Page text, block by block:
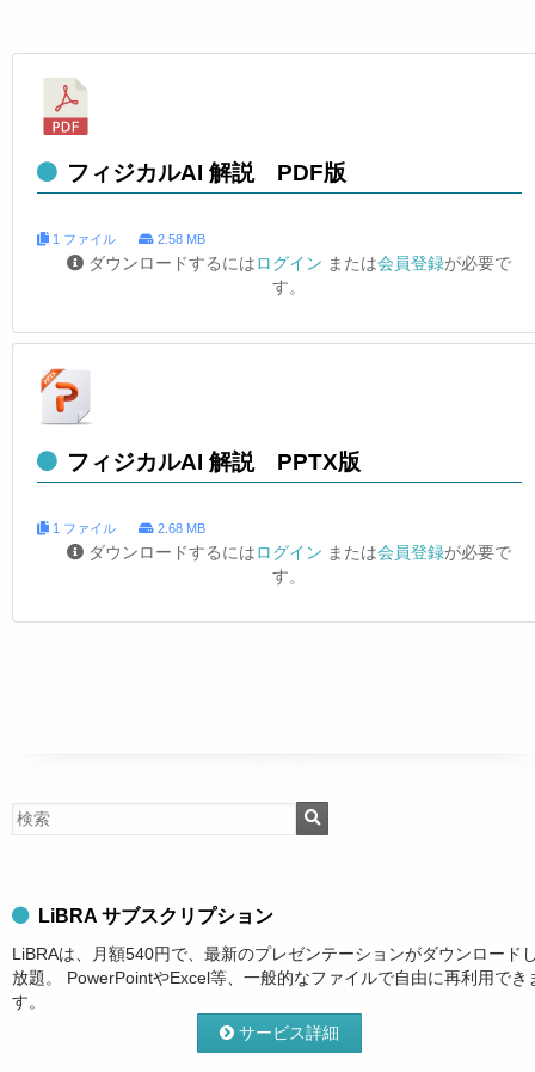
フィジカルAI 解説 PDF版
1 ファイル 2.58 MB
ダウンロードするにはログイン または会員登録が必要で
す。
フィジカルAI 解説 PPTX版
1 ファイル 2.68 MB
ダウンロードするにはログイン または会員登録が必要で
す。
LiBRA サブスクリプション
LiBRAは、月額540円で、最新のプレゼンテーションがダウンロード
放題。 PowerPointやExcel等、一般的なファイルで自由に再利用でき
す。
サービス詳細